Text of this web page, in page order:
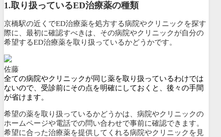
1.取り扱っているED治療薬の種類
京橋駅の近くでED治療薬を処方する病院やクリニックを探す
際に、最初に確認すべきは、その病院やクリニックが自分の
希望するED治療薬を取り扱っているかどうかです。
佐藤
全ての病院やクリニックが同じ薬を取り扱っているわけでは
ないので、受診前にその点を明確にしておくと、後々の手間
が省けます。
希望の薬を取り扱っているかどうかは、病院やクリニックの
ホームページや電話での問い合わせで事前に確認できます。
希望に合った治療薬を提供してくれる病院やクリニックを見